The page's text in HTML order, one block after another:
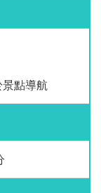
點導航